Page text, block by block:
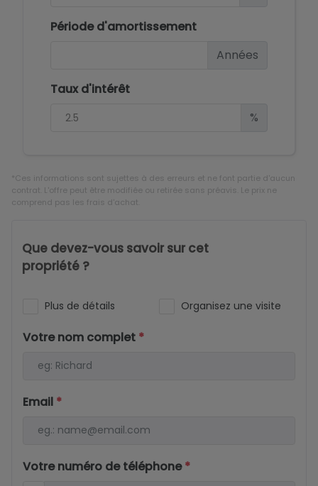
Période d'amortissement
Années
Taux d'intérêt
%
*Ces informations sont sujettes à des erreurs et ne font partie d'aucun
contrat. L'offre peut être modifiée ou retirée sans préavis. Le prix ne
comprend pas les frais d'achat.
Que devez-vous savoir sur cet
propriété ?
Plus de détails Organisez une visite
Votre nom complet *
Email *
Votre numéro de téléphone*